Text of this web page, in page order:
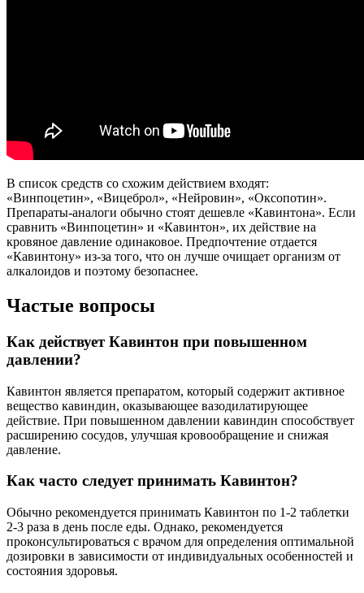
В список средств со схожим действием входят:
«Винпоцетин», «Вицеброл», «Нейровин», «Оксопотин».
Препараты-аналоги обычно стоят дешевле «Кавинтона». Если
сравнить «Винпоцетин» и «Кавинтон», их действие на
кровяное давление одинаковое. Предпочтение отдается
«Кавинтону» из-за того, что он лучше очищает организм от
алкалоидов и поэтому безопаснее.
Частые вопросы
Как действует Кавинтон при повышенном
давлении?
Кавинтон является препаратом, который содержит активное
вещество кавиндин, оказывающее вазодилатирующее
действие. При повышенном давлении кавиндин способствует
расширению сосудов, улучшая кровообращение и снижая
давление.
Как часто следует принимать Кавинтон?
Обычно рекомендуется принимать Кавинтон по 1-2 таблетки
2-3 раза в день после еды. Однако, рекомендуется
проконсультироваться с врачом для определения оптимальной
дозировки в зависимости от индивидуальных особенностей и
состояния здоровья.